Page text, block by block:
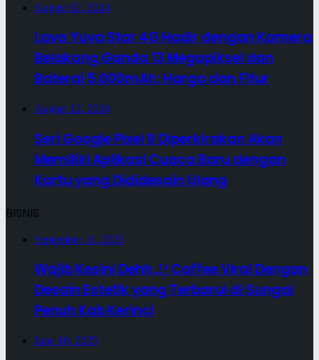
August 12, 2024
Lava Yuva Star 4G Hadir dengan Kamera
Belakang Ganda 13 Megapiksel dan
Baterai 5.000mAh: Harga dan Fitur
August 12, 2024
Seri Google Pixel 9 Diperkirakan Akan
Memiliki Aplikasi Cuaca Baru dengan
Kartu yang Dididesain Ulang
BISNIS
September 11, 2025
Wajib Kesini Dehh..!! Caffee Viral Dengan
Desain Estetik yang Terbarui di Sungai
Penuh Kab Kerinci
June 10, 2025